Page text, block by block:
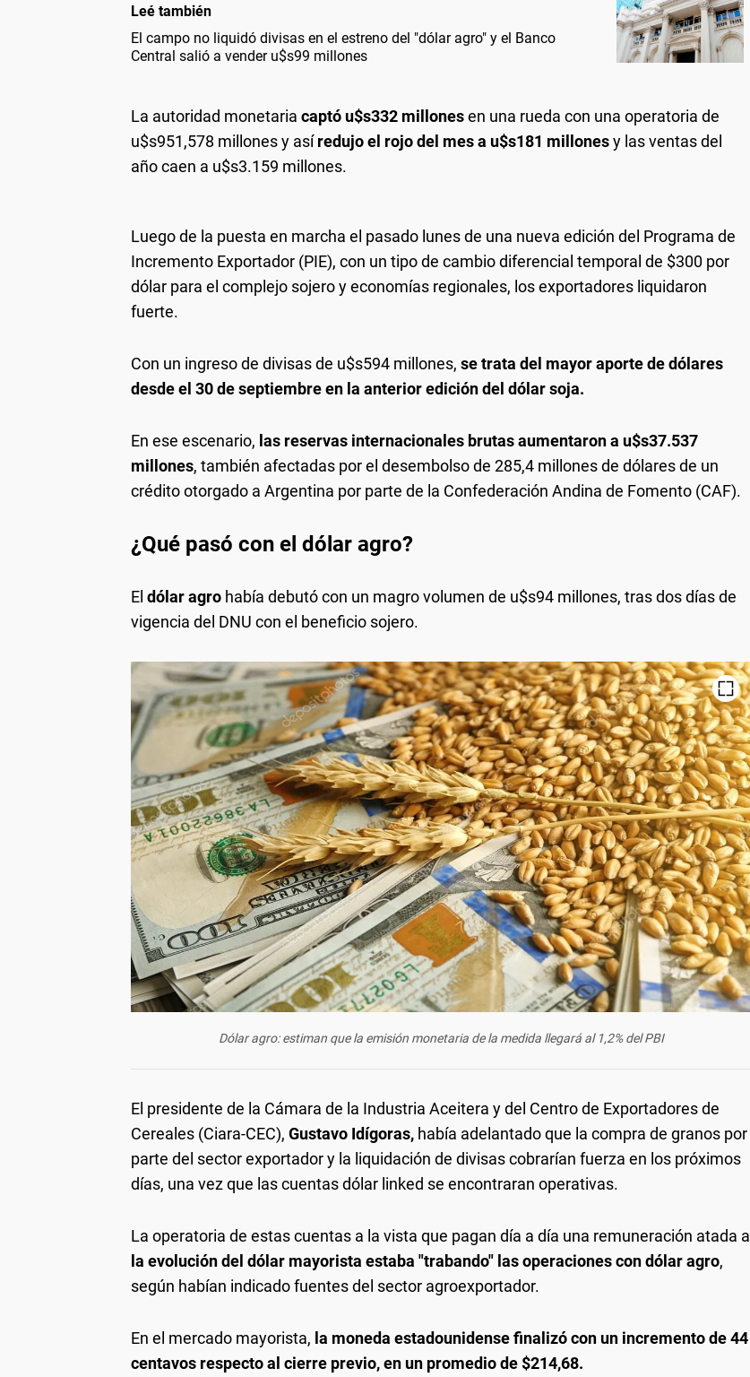
Leé también
El campo no liquidó divisas en el estreno del "dólar agro" y el Banco
Central salió a vender u$s99 millones
La autoridad monetaria captó u$s332 millonesen una rueda con una operatoria de
u$s951,578 millones y asíredujo el rojo del mes a u$s181 millonesy las ventas del
año caen a u$s3.159 millones.
Luego de la puesta en marcha el pasado lunes de una nueva edición del Programa de
Incremento Exportador (PIE), con un tipo de cambio diferencial temporal de $300 por
dólar para el complejo sojero y economías regionales, los exportadores liquidaron
fuerte.
Con un ingreso de divisas de u$s594 millones, se trata del mayor aporte de dólares
desde el 30 de septiembre en la anterior edición del dólar soja.
En ese escenario, las reservas internacionales brutas aumentaron a u$s37.537
millones, también afectadas por el desembolso de 285,4 millones de dólares de un
crédito otorgado a Argentina por parte de la Confederación Andina de Fomento (CAF).
¿Qué pasó con el dólar agro?
El dólar agro había debutó con un magro volumen de u$s94 millones, tras dos días de
vigencia del DNU con el beneficio sojero.
Dólar agro: estiman que la emisión monetaria de la medida llegará al 1,2% del PBI
El presidente de la Cámara de la Industria Aceitera y del Centro de Exportadores de
Cereales (Ciara-CEC), Gustavo Idígoras, había adelantado que la compra de granos por
parte del sector exportador y la liquidación de divisas cobrarían fuerza en los próximos
días, una vez que las cuentas dólar linked se encontraran operativas.
La operatoria de estas cuentas a la vista que pagan día a día una remuneración atada a
la evolución del dólar mayorista estaba "trabando" las operaciones con dólar agro,
según habían indicado fuentes del sector agroexportador.
En el mercado mayorista, la moneda estadounidense finalizó con un incremento de 44
centavos respecto al cierre previo, en un promedio de $214,68.